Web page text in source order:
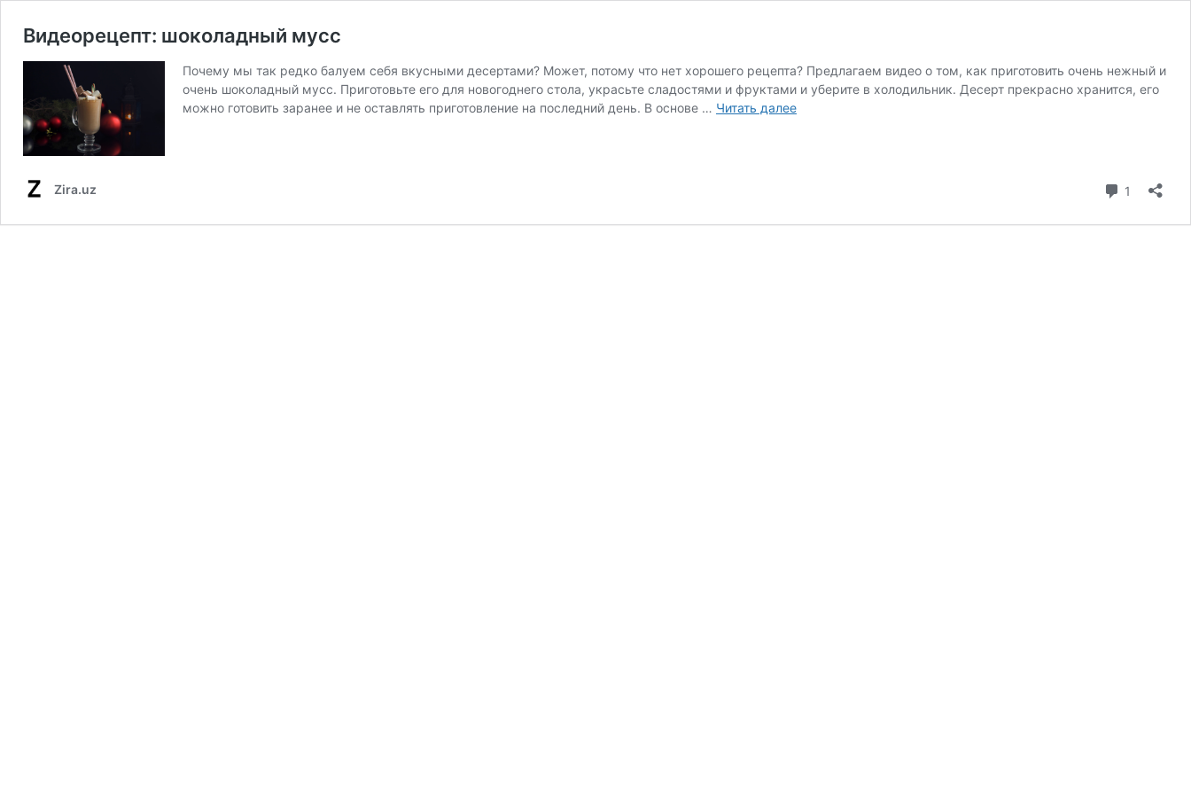
Видеорецепт: шоколадный мусс
Почему мы так редко балуем себя вкусными десертами? Может, потому что нет хорошего рецепта? Предлагаем видео о том, как приготовить очень нежный и
очень шоколадный мусс. Приготовьте его для новогоднего стола, украсьте сладостями и фруктами и уберите в холодильник. Десерт прекрасно хранится, его
можно готовить заранее и не оставлять приготовление на последний день. В основе … Читать далее
Zira.uz 1